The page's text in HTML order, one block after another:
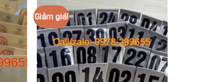
Giảm giá!